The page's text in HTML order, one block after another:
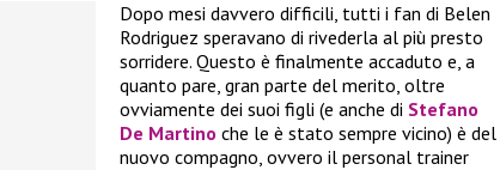
Dopo mesi davvero difficili, tutti i fan di Belen
Rodriguez speravano di rivederla al più presto
sorridere. Questo è finalmente accaduto e, a
quanto pare, gran parte del merito, oltre
ovviamente dei suoi figli (e anche di Stefano
De Martino che le è stato sempre vicino) è del
nuovo compagno, ovvero il personal trainer